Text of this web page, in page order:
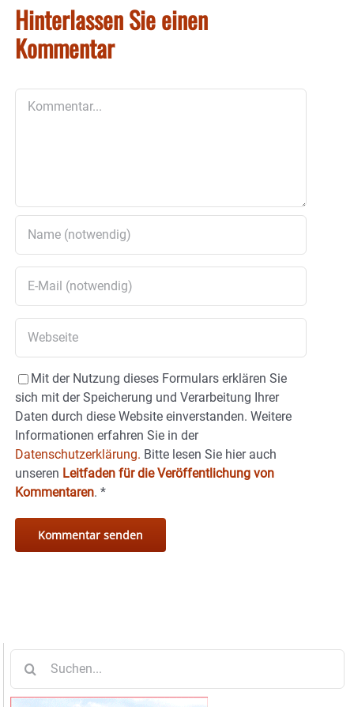
Hinterlassen Sie einen
Kommentar
Mit der Nutzung dieses Formulars erklären Sie
sich mit der Speicherung und Verarbeitung Ihrer
Daten durch diese Website einverstanden. Weitere
Informationen erfahren Sie in der
Datenschutzerklärung. Bitte lesen Sie hier auch
unseren Leitfaden für die Veröffentlichung von
Kommentaren. *
nach: